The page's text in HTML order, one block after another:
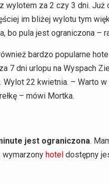
wylotem za 2 czy 3 dni. Już
im bliżej wylotu tym
bo pula jest ograniczona –
bardzo popularne
7 dni urlopu na Wyspach
Wylot 22 kwietnia. – Warto
– mówi Mortka.
jest ograniczona.
wymarzony hotel dostępny